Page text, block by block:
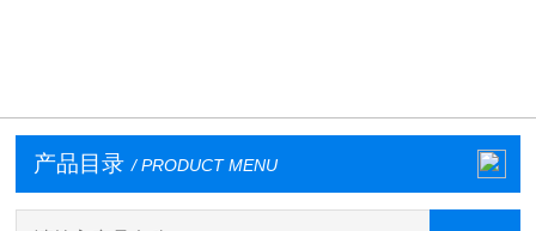
产品目录 / PRODUCT MENU